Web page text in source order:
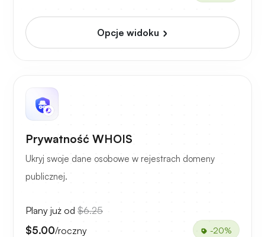
Opcje widoku
Prywatność WHOIS
Ukryj swoje dane osobowe w rejestrach domeny
publicznej.
Plany już od $6.25
$5.00/roczny -20%